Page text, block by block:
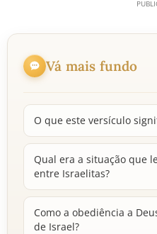
Vá mais fundo
O que este versículo
Qual era a situação que
entre Israelitas?
Como a obediência a
de Israel?